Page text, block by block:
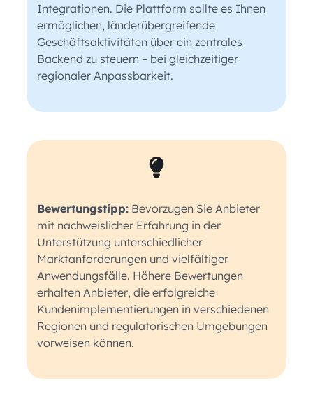
Integrationen. Die Plattform sollte es Ihnen
ermöglichen, länderübergreifende
Geschäftsaktivitäten über ein zentrales
Backend zu steuern – bei gleichzeitiger
regionaler Anpassbarkeit.
Bewertungstipp: Bevorzugen Sie Anbieter
mit nachweislicher Erfahrung in der
Unterstützung unterschiedlicher
Marktanforderungen und vielfältiger
Anwendungsfälle. Höhere Bewertungen
erhalten Anbieter, die erfolgreiche
Kundenimplementierungen in verschiedenen
Regionen und regulatorischen Umgebungen
vorweisen können.